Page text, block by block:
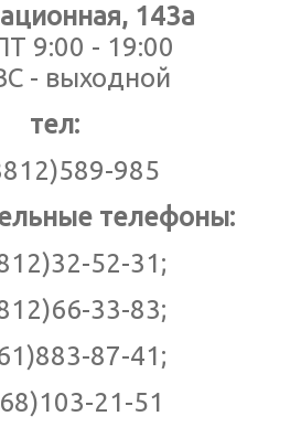
143а
9:00 - 19:00
- выходной
тел:
985
телефоны:
52-31;
33-83;
87-41;
21-51